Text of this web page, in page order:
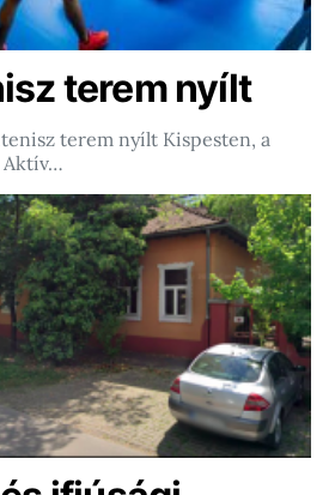
terem nyílt
terem nyílt Kispesten, a
Aktív…